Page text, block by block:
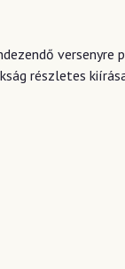
versenyre
részletes